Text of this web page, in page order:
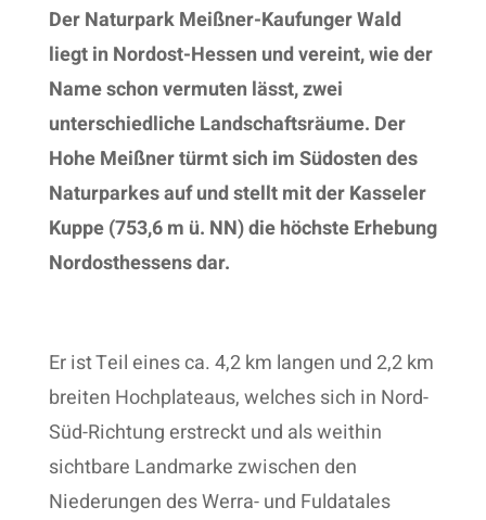
Der Naturpark Meißner-Kaufunger Wald
liegt in Nordost-Hessen und vereint, wie der
Name schon vermuten lässt, zwei
unterschiedliche Landschaftsräume. Der
Hohe Meißner türmt sich im Südosten des
Naturparkes auf und stellt mit der Kasseler
Kuppe (753,6 m ü. NN) die höchste Erhebung
Nordosthessens dar.
Er ist Teil eines ca. 4,2 km langen und 2,2 km
breiten Hochplateaus, welches sich in Nord-
Süd-Richtung erstreckt und als weithin
sichtbare Landmarke zwischen den
Niederungen des Werra- und Fuldatales